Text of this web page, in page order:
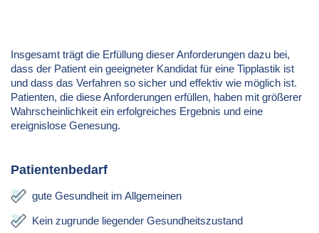
Insgesamt trägt die Erfüllung dieser Anforderungen dazu bei,
dass der Patient ein geeigneter Kandidat für eine Tipplastik ist
und dass das Verfahren so sicher und effektiv wie möglich ist.
Patienten, die diese Anforderungen erfüllen, haben mit größerer
Wahrscheinlichkeit ein erfolgreiches Ergebnis und eine
ereignislose Genesung.
Patientenbedarf
gute Gesundheit im Allgemeinen
Kein zugrunde liegender Gesundheitszustand